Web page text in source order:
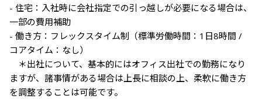
- 住宅：入社時に会社指定での引っ越しが必要になる場合は、
一部の費用補助
- 働き方：フレックスタイム制（標準労働時間：1日8時間 /
コアタイム：なし）
＊出社について、基本的にはオフィス出社での勤務になり
ますが、諸事情がある場合は上長に相談の上、柔軟に働き方
を調整することは可能です。